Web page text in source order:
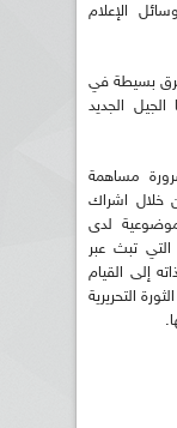
الإعلام
طرق بسيطة في
الجيل الجديد
مساهمة
خلال اشراك
لدى
تبث عبر
إلى القيام
التحريرية